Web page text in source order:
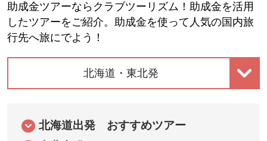
助成金ツアーならクラブツーリズム！助成金を活用
したツアーをご紹介。助成金を使って人気の国内旅
行先へ旅にでよう！
北海道・東北発
北海道出発 おすすめツアー